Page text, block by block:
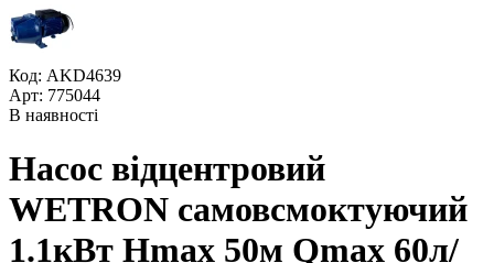
Код: AKD4639
Арт: 775044
В наявності
Насос відцентровий
WETRON самовсмоктуючий
1.1кВт Hmax 50м Qmax 60л/